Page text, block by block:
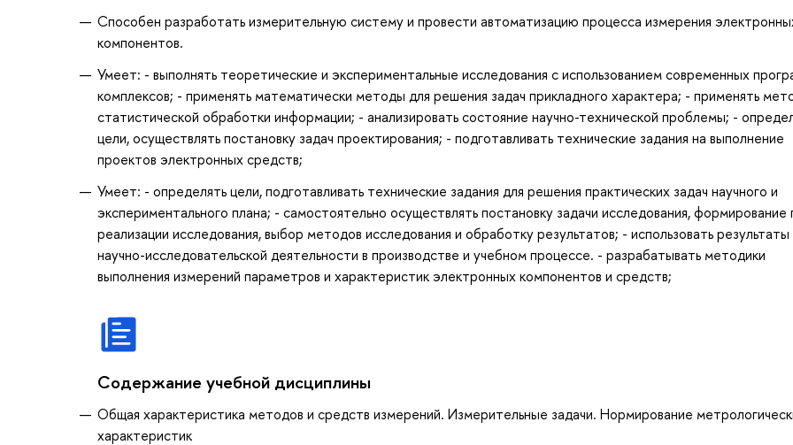
Способен разработать измерительную систему и провести автоматизацию процесса измерения
компонентов.
Умеет: - выполнять теоретические и экспериментальные исследования с использованием современных
комплексов; - применять математически методы для решения задач прикладного характера; - применять
статистической обработки информации; - анализировать состояние научно-технической проблемы; -
цели, осуществлять постановку задач проектирования; - подготавливать технические задания на выполнение
проектов электронных средств;
Умеет: - определять цели, подготавливать технические задания для решения практических задач научного и
экспериментального плана; - самостоятельно осуществлять постановку задачи исследования, формирование
реализации исследования, выбор методов исследования и обработку результатов; - использовать результаты
научно-исследовательской деятельности в производстве и учебном процессе. - разрабатывать методики
выполнения измерений параметров и характеристик электронных компонентов и средств;
Содержание учебной дисциплины
Общая характеристика методов и средств измерений. Измерительные задачи. Нормирование
характеристик